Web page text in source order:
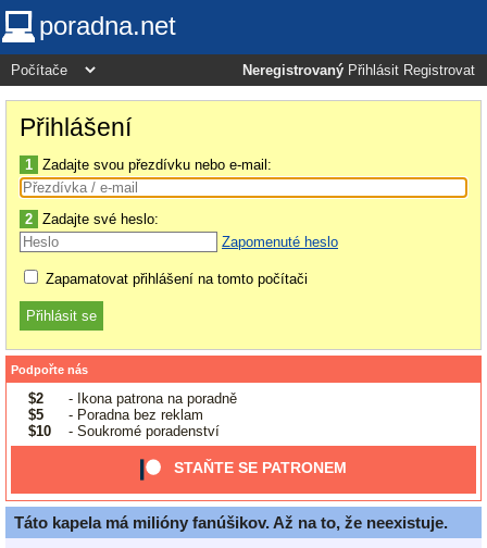
poradna.net
Neregistrovaný Přihlásit Registrovat
Přihlášení
1 Zadajte svou přezdívku nebo e-mail:
2 Zadajte své heslo:
Zapomenuté heslo
Zapamatovat přihlášení na tomto počítači
Podpořte nás
$2
- Ikona patrona na poradně
$5
- Poradna bez reklam
$10
- Soukromé poradenství
STAŇTE SE PATRONEM
Táto kapela má milióny fanúšikov. Až na to, že neexistuje.